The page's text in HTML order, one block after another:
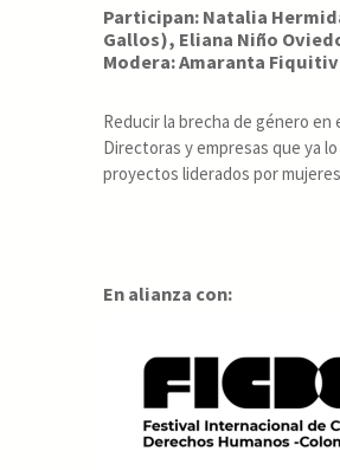
Participan: Natalia
Gallos), Eliana Niño
Modera: Amaranta
Reducir la brecha de género en
Directoras y empresas que ya
proyectos liderados por
En alianza con: